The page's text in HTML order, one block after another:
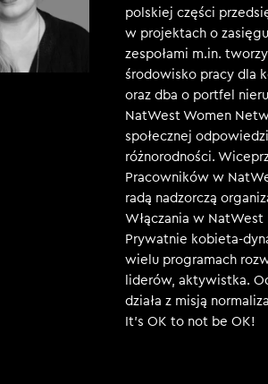
polskiej części
w projektach o
zespołami m.in.
środowisko pracy dla
oraz dba o portfel
NatWest Women
społecznej
różnorodności.
Pracowników w
radą nadzorczą
Włączania w NatWest
Prywatnie kobieta-
wielu programach
liderów, aktywistka.
działa z misją
It’s OK to not be OK!